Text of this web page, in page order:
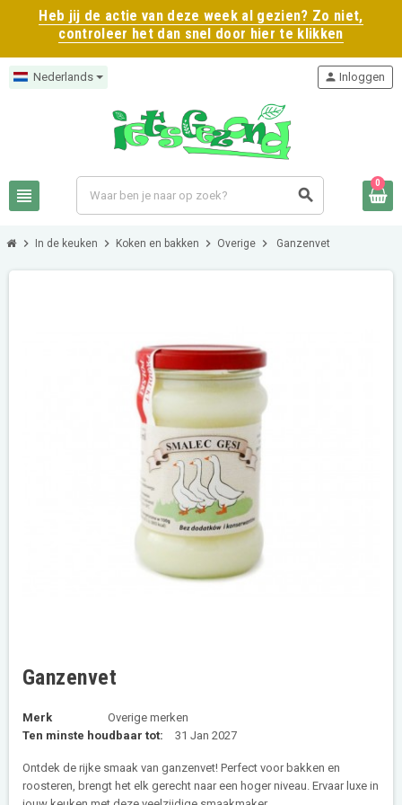
Heb jij de actie van deze week al gezien? Zo niet,
controleer het dan snel door hier te klikken
Nederlands
view_headline search
person Inloggen
0
chevron_right In de keuken chevron_right Koken en bakken chevron_right Overige chevron_right Ganzenvet
Ganzenvet
Merk
Overige merken
Ten minste houdbaar tot:
31 Jan 2027
Ontdek de rijke smaak van ganzenvet! Perfect voor bakken en
roosteren, brengt het elk gerecht naar een hoger niveau. Ervaar luxe in